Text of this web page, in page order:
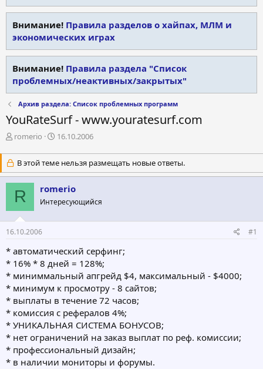
Внимание! Правила разделов о хайпах, МЛМ и
экономических играх
Внимание! Правила раздела "Список
проблемных/неактивных/закрытых"
Архив раздела: Список проблемных программ
YouRateSurf - www.youratesurf.com
А
т
о
р
т
е
м
ы
romerio
Д
т
а
н
а
ч
а
л
16.10.2006
В этой теме нельзя размещать новые ответы.
R romerio
Интересующийся
16.10.2006 #1
* автоматический серфинг;
* 16% * 8 дней = 128%;
* миниммальный апгрейд $4, максимальный - $4000;
* минимум к просмотру - 8 сайтов;
* выплаты в течение 72 часов;
* комиссия с рефералов 4%;
* УНИКАЛЬНАЯ СИСТЕМА БОНУСОВ;
* нет ограничений на заказ выплат по реф. комиссии;
* профессиональный дизайн;
* в наличии мониторы и форумы.